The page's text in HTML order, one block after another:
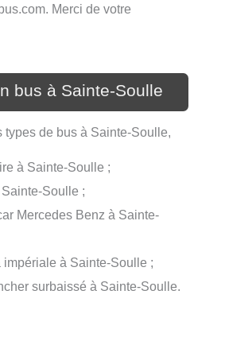
Merci de votre
bus à Sainte-Soulle
types de bus à Sainte-Soulle,
à Sainte-Soulle ;
Soulle ;
Mercedes Benz à Sainte-
impériale à Sainte-Soulle ;
surbaissé à Sainte-Soulle.